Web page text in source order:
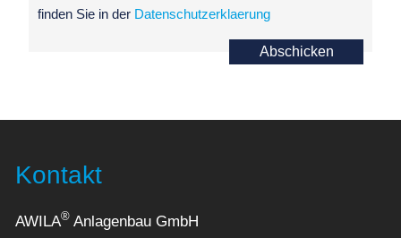
finden Sie in der Datenschutzerklaerung
Abschicken
Kontakt
AWILA® Anlagenbau GmbH